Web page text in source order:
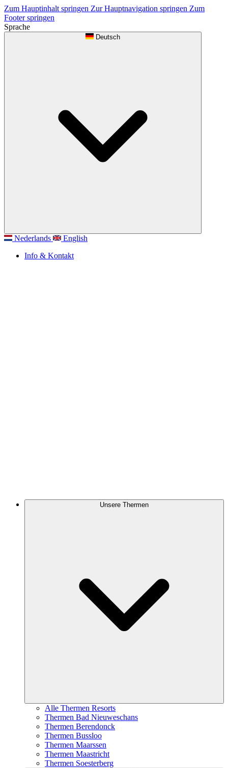
Zum Hauptinhalt springen Zur Hauptnavigation springen Zum
Footer springen
Sprache
Deutsch
Nederlands
English
Info & Kontakt
Unsere Thermen
Alle Thermen Resorts
Thermen Bad Nieuweschans
Thermen Berendonck
Thermen Bussloo
Thermen Maarssen
Thermen Maastricht
Thermen Soesterberg